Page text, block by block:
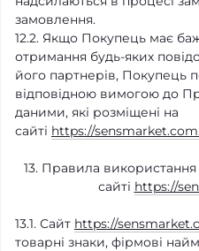
замовлення.
12.2. Якщо Покупець має
отримання будь-яких
його партнерів, Покупець
відповідною вимогою до
даними, які розміщені на
сайті https://
13. Правила
сайті https://
13.1. Сайт https://
товарні знаки, фірмові